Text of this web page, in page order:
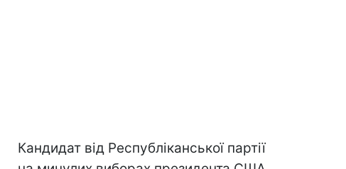
Кандидат від Республіканської партії